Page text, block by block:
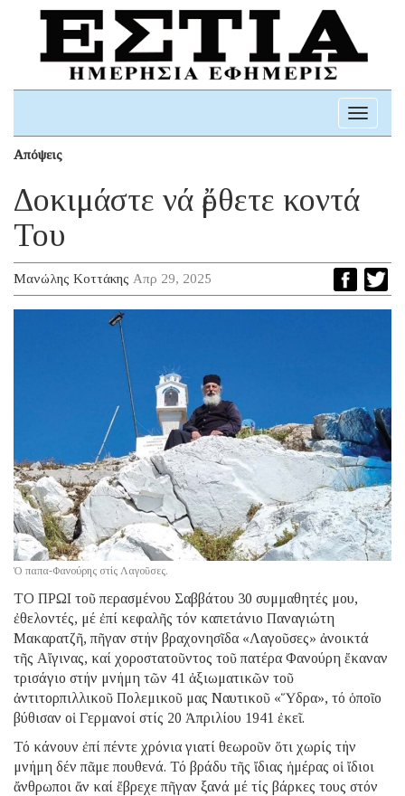
Toggle
Απόψεις
Δοκιμάστε νά ἔρθετε κοντά
Του
Μανώλης Κοττάκης Απρ 29, 2025
Ὁ παπα-Φανούρης στίς Λαγοῦσες.
ΤΟ ΠΡΩΙ τοῦ περασμένου Σαββάτου 30 συμμαθητές μου,
ἐθελοντές, μέ ἐπί κεφαλῆς τόν καπετάνιο Παναγιώτη
Μακαρατζῆ, πῆγαν στήν βραχονησῖδα «Λαγοῦσες» ἀνοικτά
τῆς Αἴγινας, καί χοροστατοῦντος τοῦ πατέρα Φανούρη ἔκαναν
τρισάγιο στήν μνήμη τῶν 41 ἀξιωματικῶν τοῦ
ἀντιτορπιλλικοῦ Πολεμικοῦ μας Ναυτικοῦ «Ὕδρα», τό ὁποῖο
βύθισαν οἱ Γερμανοί στίς 20 Ἀπριλίου 1941 ἐκεῖ.
Τό κάνουν ἐπί πέντε χρόνια γιατί θεωροῦν ὅτι χωρίς τήν
μνήμη δέν πᾶμε πουθενά. Τό βράδυ τῆς ἴδιας ἡμέρας οἱ ἴδιοι
ἄνθρωποι ἄν καί ἔβρεχε πῆγαν ξανά μέ τίς βάρκες τους στόν